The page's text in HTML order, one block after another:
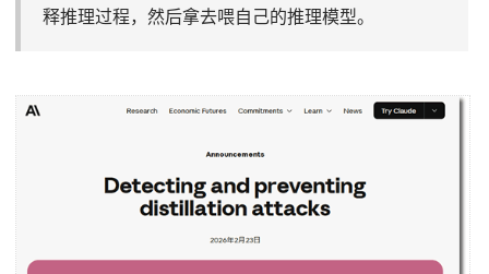
释推理过程，然后拿去喂自己的推理模型。